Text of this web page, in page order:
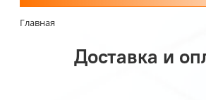
Главная
Доставка и